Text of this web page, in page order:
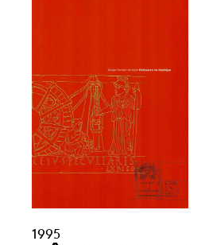
1995